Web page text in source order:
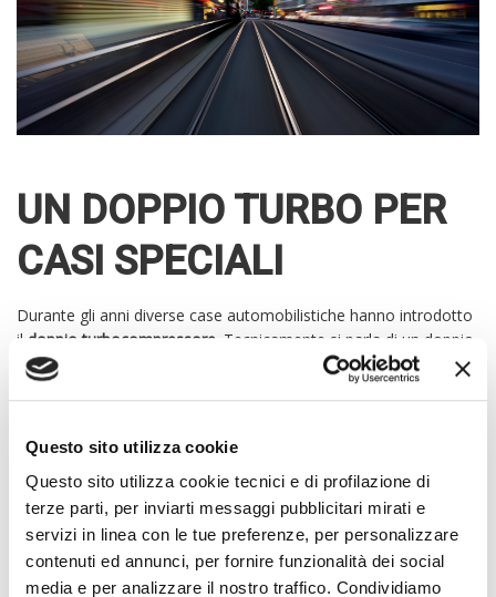
Questo sito utilizza cookie
Questo sito utilizza cookie tecnici e di profilazione di
terze parti, per inviarti messaggi pubblicitari mirati e
servizi in linea con le tue preferenze, per personalizzare
contenuti ed annunci, per fornire funzionalità dei social
media e per analizzare il nostro traffico. Condividiamo
UN DOPPIO TURBO PER
CASI SPECIALI
Durante gli anni diverse case automobilistiche hanno introdotto
il doppio turbocompressore . Tecnicamente si parla di un doppio
turbo che entra in funzione a seconda dei diversi numeri di giri
motore.
È inserito all’interno della categoria della geometria fissa.
Lo scopo è quello di avere una maggiore spinta alle alte
velocità. Il primo turbo a compressione fissa viene utilizzato
soprattutto per la spinta iniziale, ma non appena siamo arrivati